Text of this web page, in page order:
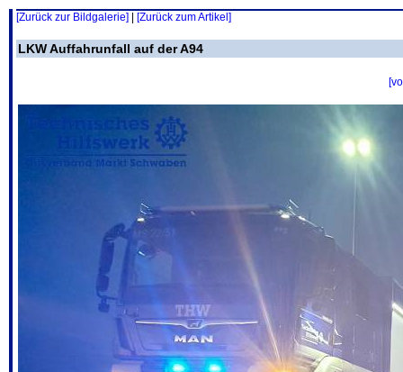
[Zurück zur Bildgalerie] [Zurück zum Artikel]
LKW Auffahrunfall auf der A94